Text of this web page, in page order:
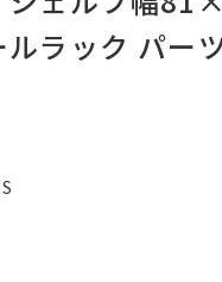
ラック パー